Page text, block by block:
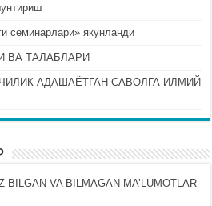
семинарлари» якунланди
ВА ТАЛАБЛАРИ
АДАШАЁТГАН САВОЛГА ИЛМИЙ
BILGAN VA BILMAGAN MA’LUMOTLAR